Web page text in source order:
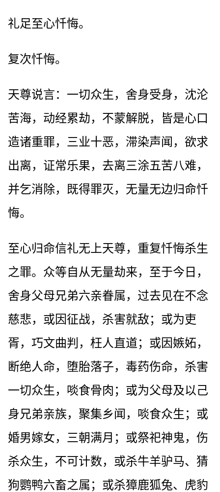
礼足至心忏悔。
复次忏悔。
天尊说言：一切众生，舍身受身，沈沦
苦海，动经累劫，不蒙解脱，皆是心口
造诸重罪，三业十恶，滞染声闻，欲求
出离，证常乐果，去离三涂五苦八难，
并乞消除，既得罪灭，无量无边归命忏
悔。
至心归命信礼无上天尊，重复忏悔杀生
之罪。众等自从无量劫来，至于今日，
舍身父母兄弟六亲眷属，过去见在不念
慈悲，或因征战，杀害就敌；或为吏
胥，巧文曲判，枉人直道；或因嫉妬，
断绝人命，堕胎落子，毒药伤命，杀害
一切众生，啖食骨肉；或为父母及以己
身兄弟亲族，聚集乡闻，啖食众生；或
婚男嫁女，三朝满月；或祭祀神鬼，伤
杀众生，不可计数，或杀牛羊驴马、猜
狗鹦鸭六畜之属；或杀獐鹿狐兔、虎豹